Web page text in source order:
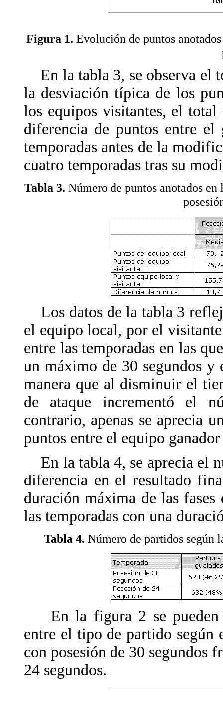
Figura 1. Evolución de puntos
En la tabla 3, se observa el
la desviación típica de los
los equipos visitantes, el
diferencia de puntos entre
temporadas antes de la
cuatro temporadas tras su
Tabla 3. Número de puntos anotados en
Los datos de la tabla 3
el equipo local, por el
entre las temporadas en las
un máximo de 30 segundos
manera que al disminuir el
de ataque incrementó el
contrario, apenas se aprecia
puntos entre el equipo
En la tabla 4, se aprecia el
diferencia en el resultado
duración máxima de las fases
las temporadas con una
Tabla 4. Número de partidos según
En la figura 2 se pueden
entre el tipo de partido según
con posesión de 30 segundos
24 segundos.